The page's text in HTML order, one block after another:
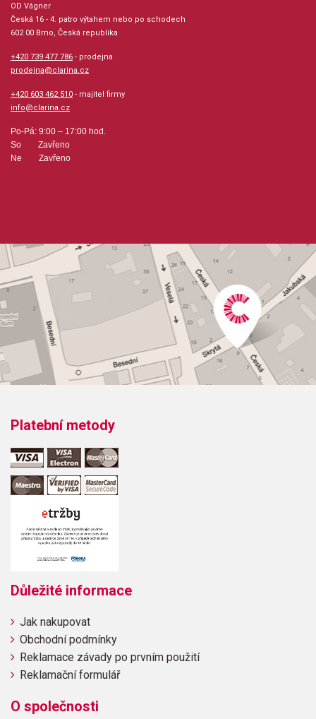
OD Vágner
Česká 16 - 4. patro výtahem nebo po schodech
602 00 Brno, Česká republika
+420 739 477 786 - prodejna
prodejna@clarina.cz
+420 603 462 510 - majitel firmy
info@clarina.cz
Po-Pá: 9:00 – 17:00 hod.
So Zavřeno
Ne Zavřeno
Platební metody
Důležité informace
Jak nakupovat
Obchodní podmínky
Reklamace závady po prvním použití
Reklamační formulář
O společnosti